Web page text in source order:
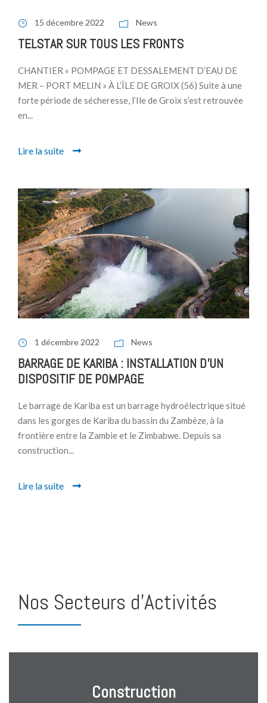
15 décembre 2022 News
TELSTAR SUR TOUS LES FRONTS
CHANTIER « POMPAGE ET DESSALEMENT D’EAU DE
MER – PORT MELIN » À L’ÎLE DE GROIX (56) Suite à une
forte période de sécheresse, l’Ile de Groix s’est retrouvée
en...
Lire la suite
1 décembre 2022 News
BARRAGE DE KARIBA : INSTALLATION D’UN
DISPOSITIF DE POMPAGE
Le barrage de Kariba est un barrage hydroélectrique situé
dans les gorges de Kariba du bassin du Zambèze, à la
frontière entre la Zambie et le Zimbabwe. Depuis sa
construction...
Lire la suite
Nos Secteurs d'Activités
Construction